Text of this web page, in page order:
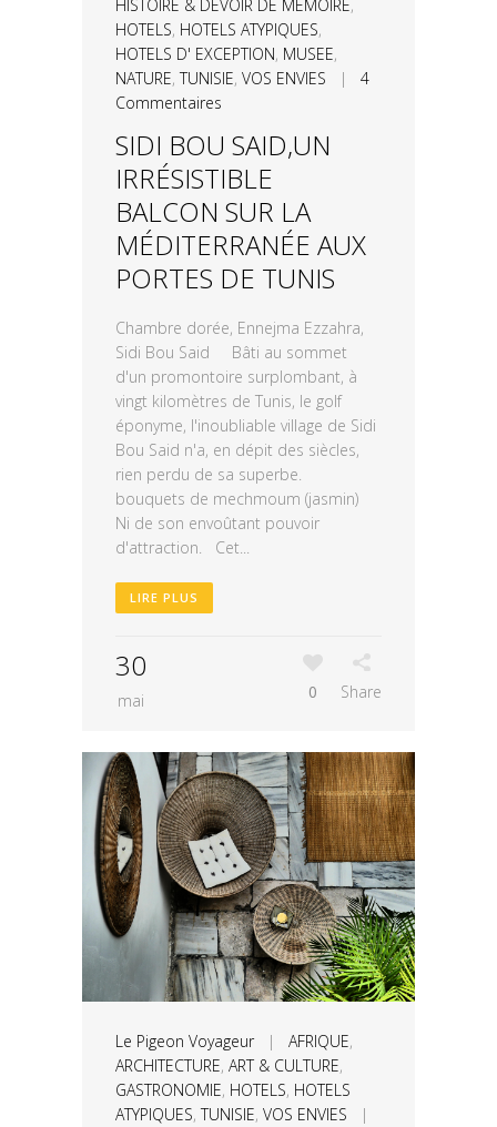
HISTOIRE & DEVOIR DE MEMOIRE,
HOTELS, HOTELS ATYPIQUES,
HOTELS D' EXCEPTION, MUSEE,
NATURE,TUNISIE, VOS ENVIES | 4
Commentaires
SIDI BOU SAID,UN
IRRÉSISTIBLE
BALCON SUR LA
MÉDITERRANÉE AUX
PORTES DE TUNIS
Chambre dorée, Ennejma Ezzahra,
Sidi Bou Said Bâti au sommet
d'un promontoire surplombant, à
vingt kilomètres de Tunis, le golf
éponyme, l'inoubliable village de Sidi
Bou Said n'a, en dépit des siècles,
rien perdu de sa superbe.
bouquets de mechmoum (jasmin)
Ni de son envoûtant pouvoir
d'attraction. Cet...
LIRE PLUS
30
mai 0 Share
Le Pigeon Voyageur| AFRIQUE,
ARCHITECTURE, ART & CULTURE,
GASTRONOMIE, HOTELS, HOTELS
ATYPIQUES,TUNISIE, VOS ENVIES |